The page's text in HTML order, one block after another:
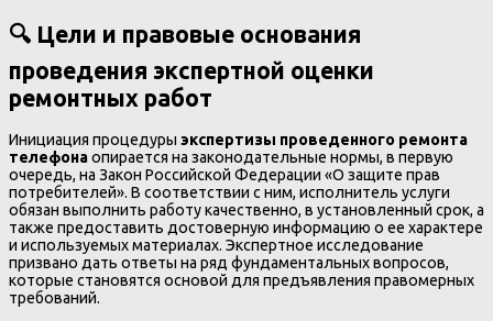
🔍 Цели и правовые основания
проведения экспертной оценки
ремонтных работ
Инициация процедуры экспертизы проведенного ремонта
телефонаопирается на законодательные нормы, в первую
очередь, на Закон Российской Федерации «О защите прав
потребителей». В соответствии с ним, исполнитель услуги
обязан выполнить работу качественно, в установленный срок, а
также предоставить достоверную информацию о ее характере
и используемых материалах. Экспертное исследование
призвано дать ответы на ряд фундаментальных вопросов,
которые становятся основой для предъявления правомерных
требований.